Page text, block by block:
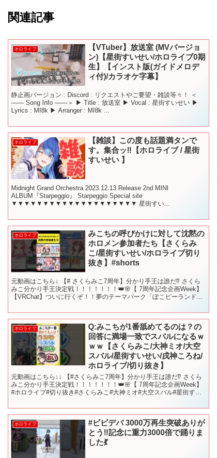
関連記事
ホロライブ
【VTuber】放送室 (MVバージョ
ン)【星街すいせい/ホロライブ0期
生】【インスト版(ガイドメロデ
ィ付)/カラオケ字幕】
静止画バージョン : Discord : リクエストやご要望・雑談等々！ ＜
―― Song Info ――＞ ▶ Title : 放送室 ▶ Vocal : 星街すいせい ▶
Lyrics : MI8k ▶ Arranger : MI8k ...
ホロライブ
【雑談】この度も話題満タンで
す。集合ッ‼【ホロライブ / 星街
すいせい 】
Midnight Grand Orchestra 2023.12.13 Release 2nd MINI
ALBUM『Starpeggio』 Starpeggio Special site
▼▼▼▼▼▼▼▼▼▼▼▼▼▼▼▼▼▼▼▼ 星街すい...
ホロライブ
みこちの呼びかけに対して沈黙の
ホロメン参加者たち【さくらみ
こ/星街すいせい/ホロライブ切り
抜き】#shorts
元動画はこちら↓ 【# さくらみこ7周年】分かり手王は誰だ⁉ さくら
みこ分かり手王決定戦！！！！！！！👑🌸【 7周年記念企画Week】
【VRChat】ついに行くぞ！！夢のテーマパーク「ぽこピーランド」
ホロライブ
Q:みこちが1番舐めてるのは？の
回答に満場一致でスバルになるｗ
ｗｗ【さくらみこ/大神ミオ/大空
スバル/星街すいせい/戌神ころね/
ホロライブ/切り抜き】
元動画はこちら↓↓ 【#さくらみこ7周年】分かり手王は誰だ⁉ さくら
みこ分かり手王決定戦！！！！！！！👑🌸【 7周年記念企画Week】
#ホロライブ#切り抜き#さくらみこ#大神ミオ#大空スバル#星街すい
ホロライブ
#ビビデバ 3000万再生突破ありが
とう‼️記念に重力3000倍で踊りま
した💃